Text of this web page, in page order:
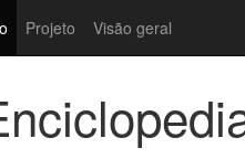
Projeto Visão geral